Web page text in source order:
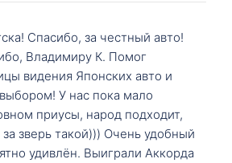
Спасибо, за честный авто!
Владимиру К. Помог
видения Японских авто и
У нас пока мало
приусы, народ подходит,
зверь такой))) Очень удобный
удивлён. Выиграли Аккорда